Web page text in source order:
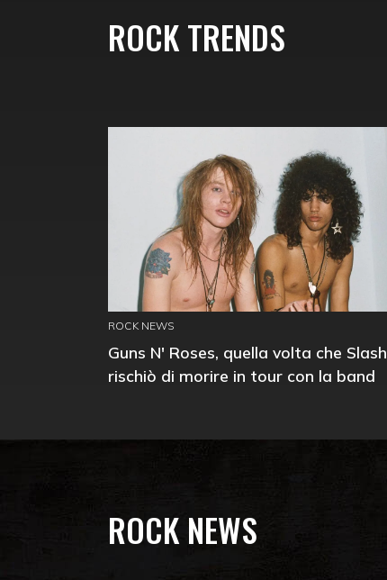
ROCK TRENDS
ROCK NEWS
Guns N' Roses, quella volta che Slash
rischiò di morire in tour con la band
ROCK NEWS